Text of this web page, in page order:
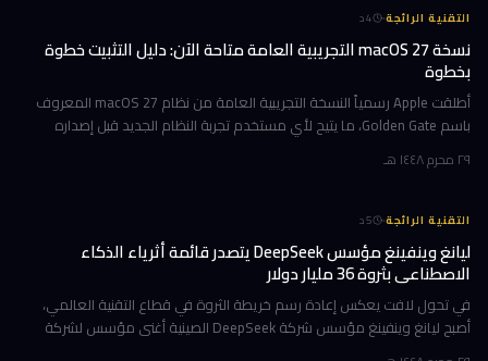
التقنية الرائجة·
4د
نسخة macOS 27 التجريبية العامة متاحة الآن: دليل التثبيت خطوة
بخطوة
أطلقت Apple رسمياً النسخة التجريبية العامة من نظام macOS 27 المعروف
باسم Golden Gate، ما يتيح لأي مستخدم تجربة النظام الجديد قبل إصداره
٢٩ محرم ١٤٤٨ هـ
التقنية الرائجة·
5د
ليانغ وينفينغ مؤسس DeepSeek يتصدر قائمة أثرياء الذكاء
الاصطناعي بثروة 36 مليار دولار
في تحول لافت يعكس إعادة رسم خريطة الثروة في قطاع التقنية العالمي،
أصبح ليانغ وينفينغ مؤسس شركة DeepSeek الصينية أغنى مؤسس لشركة